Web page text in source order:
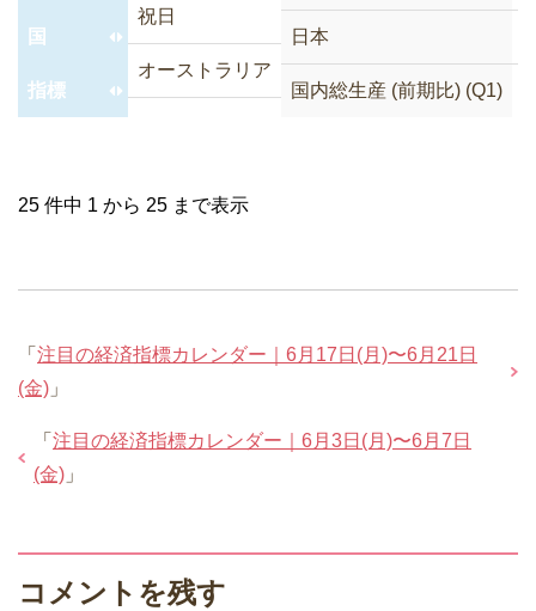
国
指標
祝日
オーストラリア
日本
国内総生産 (前期比) (Q1)
25 件中 1 から 25 まで表示
「 注目の経済指標カレンダー｜6月17日(月)〜6月21日
(金) 」
「 注目の経済指標カレンダー｜6月3日(月)〜6月7日
(金) 」
コメントを残す